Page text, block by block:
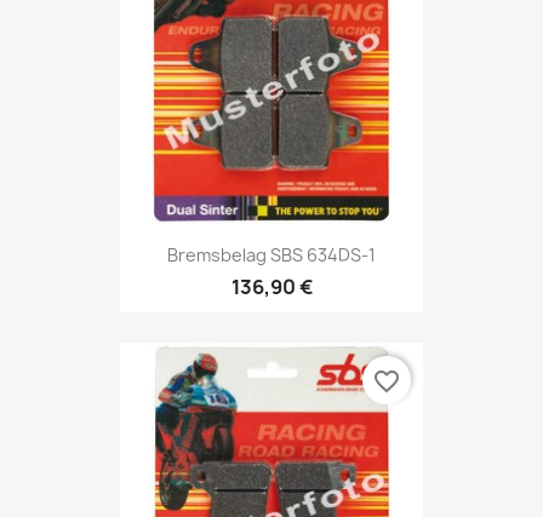
Bremsbelag SBS 634DS-1
136,90 €
favorite_border